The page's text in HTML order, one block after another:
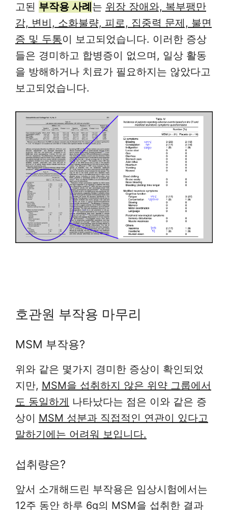
고된 부작용 사례는 위장 장애와, 복부팽만
감, 변비, 소화불량, 피로, 집중력 문제, 불면
증 및 두통이 보고되었습니다. 이러한 증상
들은 경미하고 합병증이 없으며, 일상 활동
을 방해하거나 치료가 필요하지는 않았다고
보고되었습니다.
호관원 부작용 마무리
MSM 부작용?
위와 같은 몇가지 경미한 증상이 확인되었
지만, MSM을 섭취하지 않은 위약 그룹에서
도 동일하게 나타났다는 점은 이와 같은 증
상이 MSM 성분과 직접적인 연관이 있다고
말하기에는 어려워 보입니다.
섭취량은?
앞서 소개해드린 부작용은 임상시험에서는
12주 동안 하루 6g의 MSM을 섭취한 결과